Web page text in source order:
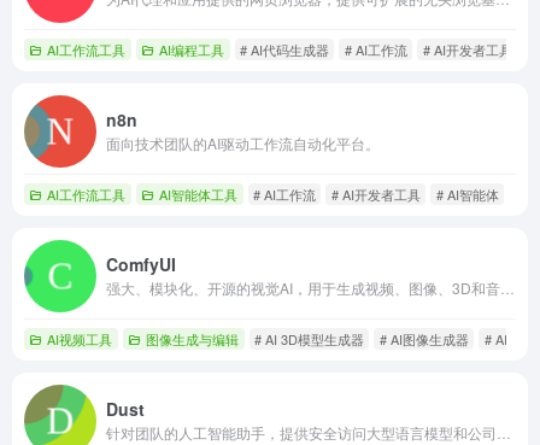
AI工作流工具 AI编程工具 # AI代码生成器 # AI工作流 # AI开发者工具
n8n
面向技术团队的AI驱动工作流自动化平台。
AI工作流工具 AI智能体工具 # AI工作流 # AI开发者工具 # AI智能体
ComfyUI
AI视频工具 图像生成与编辑 # AI 3D模型生成器 # AI图像生成器 # AI工作
Dust